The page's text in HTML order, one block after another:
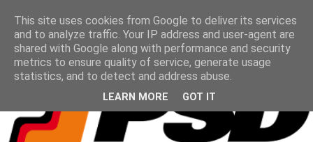
This site uses cookies from Google to deliver its services
and to analyze traffic. Your IP address and user-agent are
shared with Google along with performance and security
metrics to ensure quality of service, generate usage
statistics, and to detect and address abuse.
LEARN MORE GOT IT